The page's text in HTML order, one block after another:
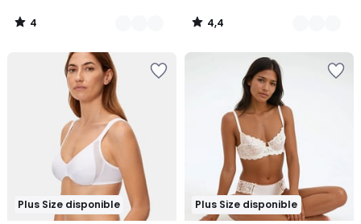
4
/
4,4
/
Plus Size disponible Plus Size disponible